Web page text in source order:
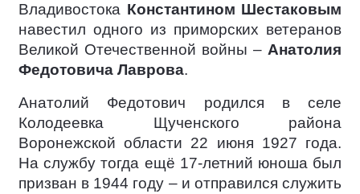
Владивостока Константином Шестаковым
навестил одного из приморских ветеранов
Великой Отечественной войны – Анатолия
Федотовича Лаврова.
Анатолий Федотович родился в селе
Колодеевка Щученского района
Воронежской области 22 июня 1927 года.
На службу тогда ещё 17-летний юноша был
призван в 1944 году – и отправился служить